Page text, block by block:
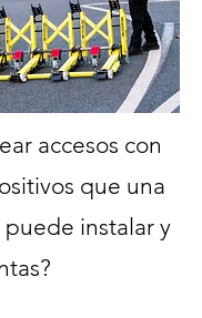
accesos con
que una
instalar y